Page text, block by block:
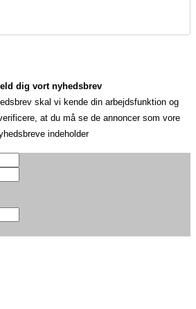
dig vort nyhedsbrev
skal vi kende din arbejdsfunktion og
at du må se de annoncer som vore
indeholder